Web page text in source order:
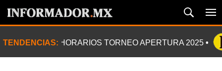
TENDENCIAS: HORARIOS TORNEO APERTURA 2025